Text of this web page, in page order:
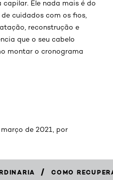
Ele nada mais é do
cuidados com os fios,
reconstrução e
que o seu cabelo
montar o cronograma
de 2021, por
/ COMO